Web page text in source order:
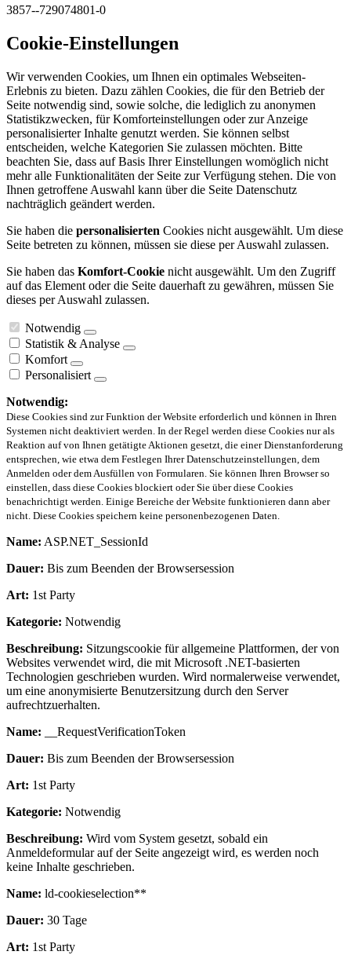
3857--729074801-0
Cookie-Einstellungen
Wir verwenden Cookies, um Ihnen ein optimales Webseiten-
Erlebnis zu bieten. Dazu zählen Cookies, die für den Betrieb der
Seite notwendig sind, sowie solche, die lediglich zu anonymen
Statistikzwecken, für Komforteinstellungen oder zur Anzeige
personalisierter Inhalte genutzt werden. Sie können selbst
entscheiden, welche Kategorien Sie zulassen möchten. Bitte
beachten Sie, dass auf Basis Ihrer Einstellungen womöglich nicht
mehr alle Funktionalitäten der Seite zur Verfügung stehen. Die von
Ihnen getroffene Auswahl kann über die Seite Datenschutz
nachträglich geändert werden.
Sie haben die personalisierten Cookies nicht ausgewählt. Um diese
Seite betreten zu können, müssen sie diese per Auswahl zulassen.
Sie haben das Komfort-Cookie nicht ausgewählt. Um den Zugriff
auf das Element oder die Seite dauerhaft zu gewähren, müssen Sie
dieses per Auswahl zulassen.
Notwendig
Statistik & Analyse
Komfort
Personalisiert
Notwendig:
Diese Cookies sind zur Funktion der Website erforderlich und können in Ihren
Systemen nicht deaktiviert werden. In der Regel werden diese Cookies nur als
Reaktion auf von Ihnen getätigte Aktionen gesetzt, die einer Dienstanforderung
entsprechen, wie etwa dem Festlegen Ihrer Datenschutzeinstellungen, dem
Anmelden oder dem Ausfüllen von Formularen. Sie können Ihren Browser so
einstellen, dass diese Cookies blockiert oder Sie über diese Cookies
benachrichtigt werden. Einige Bereiche der Website funktionieren dann aber
nicht. Diese Cookies speichern keine personenbezogenen Daten.
Name: ASP.NET_SessionId
Dauer: Bis zum Beenden der Browsersession
Art: 1st Party
Kategorie: Notwendig
Beschreibung: Sitzungscookie für allgemeine Plattformen, der von
Websites verwendet wird, die mit Microsoft .NET-basierten
Technologien geschrieben wurden. Wird normalerweise verwendet,
um eine anonymisierte Benutzersitzung durch den Server
aufrechtzuerhalten.
Name: __RequestVerificationToken
Dauer: Bis zum Beenden der Browsersession
Art: 1st Party
Kategorie: Notwendig
Beschreibung: Wird vom System gesetzt, sobald ein
Anmeldeformular auf der Seite angezeigt wird, es werden noch
keine Inhalte geschrieben.
Name: ld-cookieselection**
Dauer: 30 Tage
Art: 1st Party